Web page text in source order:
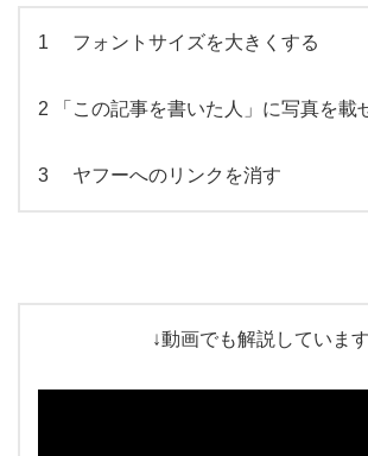
1 フォントサイズを大きくする
2 「この記事を書いた人」に写真を載
3 ヤフーへのリンクを消す
↓動画でも解説していま